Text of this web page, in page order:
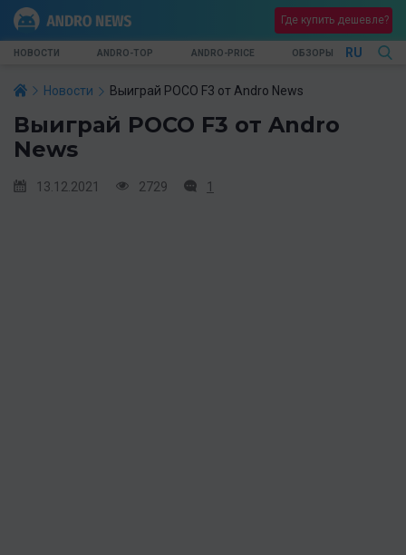
Где купить дешевле?
НОВОСТИ ANDRO-TOP ANDRO-PRICE ОБЗОРЫ RU
Новости Выиграй POCO F3 от Andro News
Выиграй POCO F3 от Andro
News
13.12.2021 2729 1